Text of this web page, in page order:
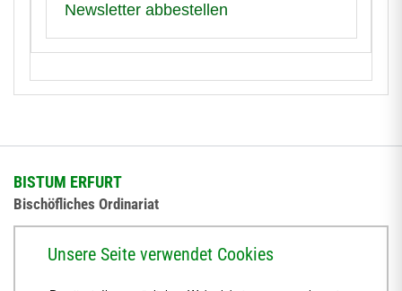
Newsletter abbestellen
BISTUM ERFURT
Bischöfliches Ordinariat
Unsere Seite verwendet Cookies